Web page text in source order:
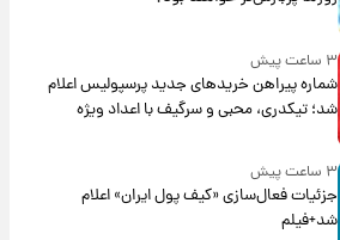
۳ ساعت پیش
شماره پیراهن خریدهای جدید پرسپولیس اعلام
شد؛ تیکدری، محبی و سرگیف با اعداد ویژه
۳ ساعت پیش
جزئیات فعال‌سازی «کیف پول ایران» اعلام
شد+فیلم